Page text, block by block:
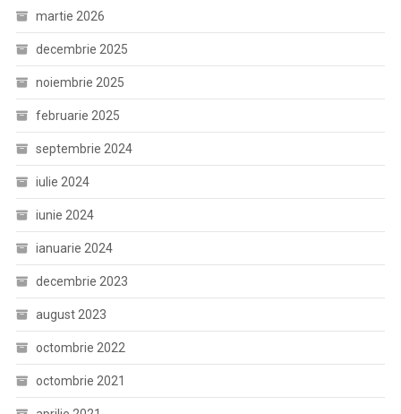
martie 2026
decembrie 2025
noiembrie 2025
februarie 2025
septembrie 2024
iulie 2024
iunie 2024
ianuarie 2024
decembrie 2023
august 2023
octombrie 2022
octombrie 2021